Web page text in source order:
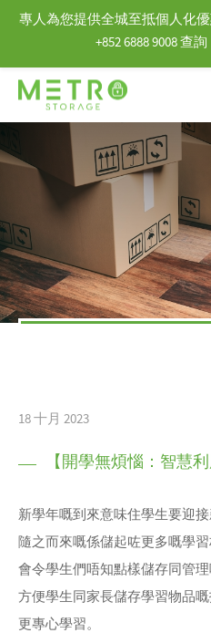
18 十月 2023
【開學無煩惱：智慧
新學年嘅到來意味住學生要迎
隨之而來嘅係儲起咗更多嘅學
會令學生們唔知點樣儲存同管
方便學生同家長儲存學習物品
更專心學習。
專人為您提供全城至抵個人化
+852 6888 9008 查詢